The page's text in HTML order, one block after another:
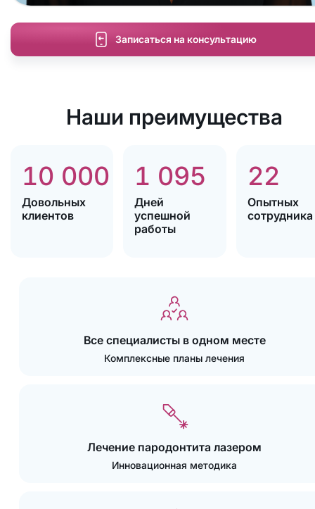
Записаться на консультацию
Наши преимущества
10 000
Довольных
клиентов
1 095
Дней
успешной
работы
22
Опытных
сотрудника
Все специалисты в одном месте
Комплексные планы лечения
Лечение пародонтита лазером
Инновационная методика